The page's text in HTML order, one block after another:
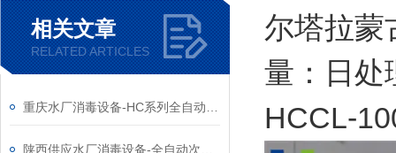
相关文章
RELATED ARTICLES
尔塔拉蒙
量：日处
HCCL-